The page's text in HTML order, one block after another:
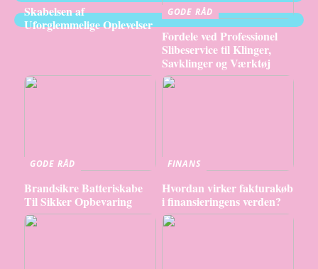
Skabelsen af
Uforglemmelige Oplevelser
GODE RÅD
Fordele ved Professionel
Slibeservice til Klinger,
Savklinger og Værktøj
GODE RÅD
Brandsikre Batteriskabe
Til Sikker Opbevaring
FINANS
Hvordan virker fakturakøb
i finansieringens verden?